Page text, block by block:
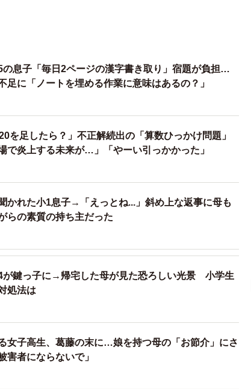
親にこういいました。
で考えれば、僕ももっといい標語が作れたかな」
とになるんだ」と思う親御さんもいるかもしれません
います。
ット欄に「〇〇を教えて」などと質問や命令をする
す。
、この質問の質も高めなければいけません。今回は
明確かつ具体的に指示ができていたのでしょう。
たこと。それでも間違いではないのですが、一度出
ップしたり、それを元に考えていくことができれば、
しれません。
じ標語が出てくることもあります。
るのに対して、今回は何も考えずにChatGPTの回答を
の息子「毎日2ページの漢字書き取り」宿題が負担…
足に「ノートを埋める作業に意味はあるの？」
を足したら？」不正解続出の「算数ひっかけ問題」
で炎上する未来が…」「やーい引っかかった」
かれた小1息子→「えっとね...」斜め上な返事に母も
らの素質の持ち主だった
が鍵っ子に→帰宅した母が見た恐ろしい光景 小学生
処法は
女子高生、葛藤の末に…娘を持つ母の「お節介」にさ
害者にならないで」